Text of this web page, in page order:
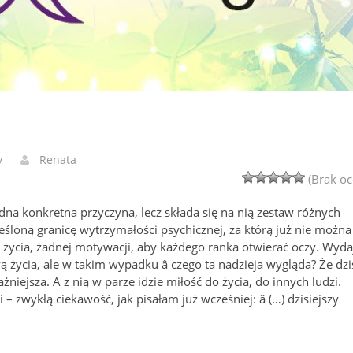
Renata
(Brak
konkretna przyczyna, lecz składa się na nią zestaw różnych
granicę wytrzymałości psychicznej, za którą już nie można
żadnej motywacji, aby każdego ranka otwierać oczy.
ale w takim wypadku â czego ta nadzieja wygląda? Że
A z nią w parze idzie miłość do życia, do innych ludzi.
ciekawość, jak pisałam już wcześniej: â (…) dzisiejszy